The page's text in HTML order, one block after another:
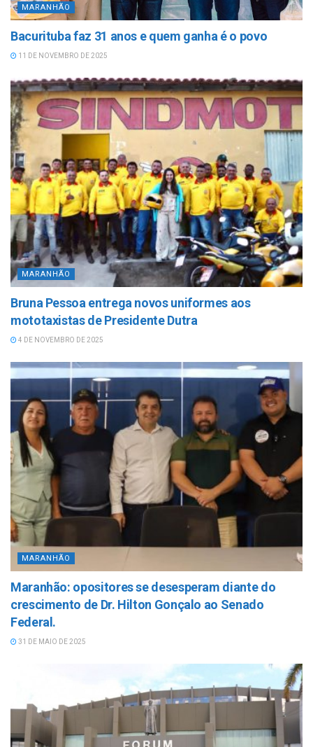
MARANHÃO
Bacurituba faz 31 anos e quem ganha é o povo
11 DE NOVEMBRO DE 2025
MARANHÃO
Bruna Pessoa entrega novos uniformes aos
mototaxistas de Presidente Dutra
4 DE NOVEMBRO DE 2025
MARANHÃO
Maranhão: opositores se desesperam diante do
crescimento de Dr. Hilton Gonçalo ao Senado
Federal.
31 DE MAIO DE 2025